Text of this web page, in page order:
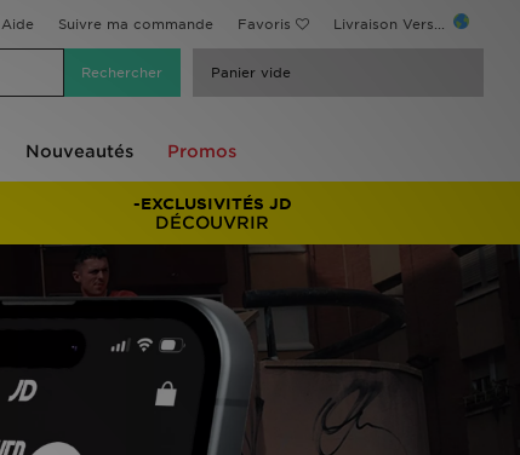
Aide Suivre ma commande Favoris Livraison Vers...
Panier vide
Nouveautés Promos
-EXCLUSIVITÉS JD
DÉCOUVRIR